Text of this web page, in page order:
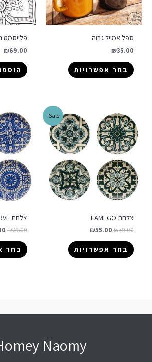
ספל אמייל גבוה
₪35.00
בחר אפשרויות
פלייסמט
₪69.00
Sale!
צלחת LAMEGO
₪79.00
₪55.00
בחר אפשרויות
צלחת ALGARVE
₪79.00
בחר
Naomy